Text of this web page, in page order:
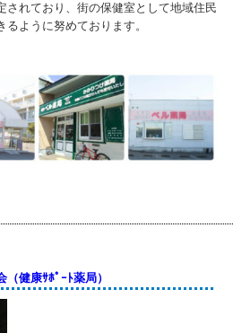
されており、街の保健室として地域住民
ように努めております。
健康ｻﾎﾟｰﾄ薬局）